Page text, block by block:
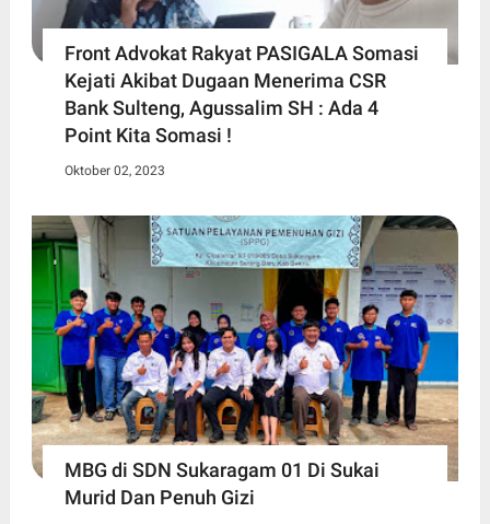
Front Advokat Rakyat PASIGALA Somasi
Kejati Akibat Dugaan Menerima CSR
Bank Sulteng, Agussalim SH : Ada 4
Point Kita Somasi !
Oktober 02, 2023
MBG di SDN Sukaragam 01 Di Sukai
Murid Dan Penuh Gizi